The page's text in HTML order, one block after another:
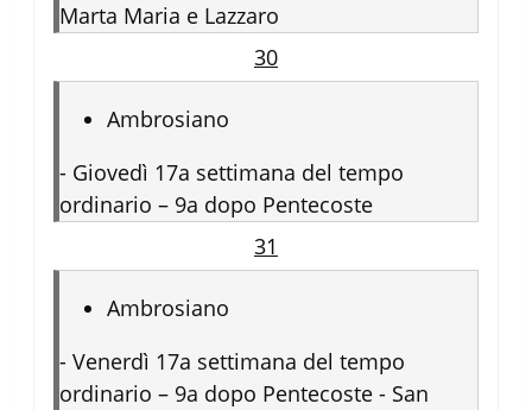
Marta Maria e Lazzaro
30
Ambrosiano
- Giovedì 17a settimana del tempo
ordinario – 9a dopo Pentecoste
31
Ambrosiano
- Venerdì 17a settimana del tempo
ordinario – 9a dopo Pentecoste - San